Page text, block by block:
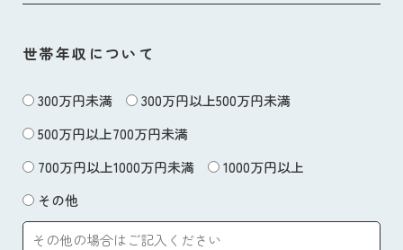
世帯年収について
300万円未満
300万円以上500万円未満
500万円以上700万円未満
700万円以上1000万円未満
1000万円以上
その他